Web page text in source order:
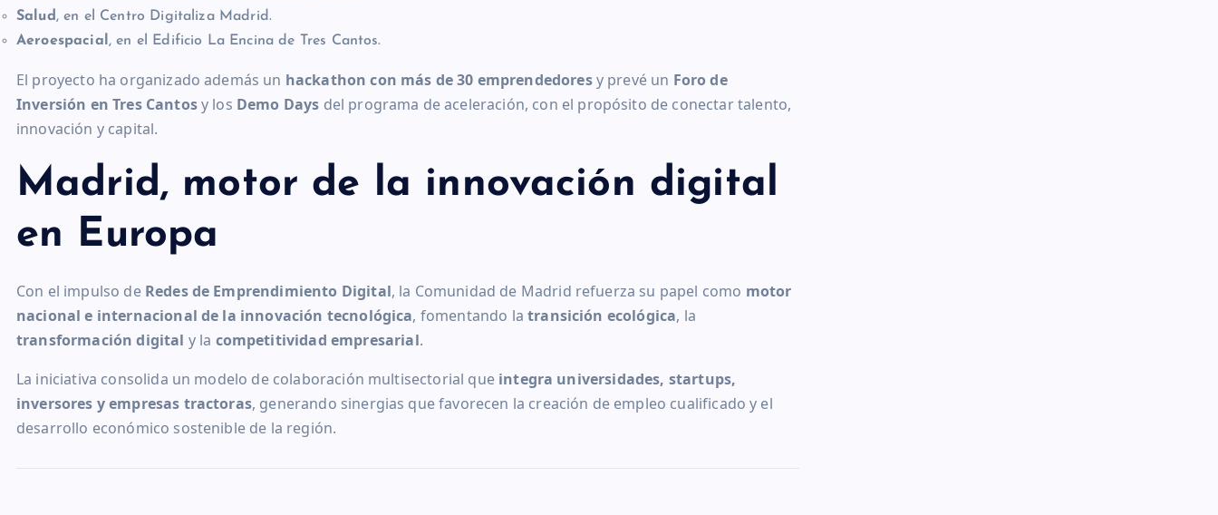
Salud , en el Centro Digitaliza Madrid.
Aeroespacial , en el Edificio La Encina de Tres Cantos.
El proyecto ha organizado además un hackathon con más de 30 emprendedoresy prevé un Foro de
Inversión en Tres Cantosy los Demo Days del programa de aceleración, con el propósito de conectar talento,
innovación y capital.
Madrid, motor de la innovación digital
en Europa
Con el impulso de Redes de Emprendimiento Digital, la Comunidad de Madrid refuerza su papel como motor
nacional e internacional de la innovación tecnológica, fomentando latransición ecológica, la
transformación digital y la competitividad empresarial.
La iniciativa consolida un modelo de colaboración multisectorial que integra universidades, startups,
inversores y empresas tractoras, generando sinergias que favorecen la creación de empleo cualificado y el
desarrollo económico sostenible de la región.